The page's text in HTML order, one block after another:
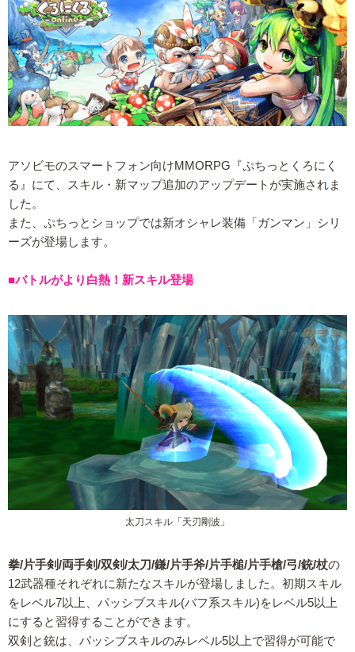
アソビモのスマートフォン向けMMORPG『ぷちっとくろにく
る』にて、スキル・新マップ追加のアップデートが実施されま
した。
また、ぷちっとショップでは新オシャレ装備「ガンマン」シリ
ーズが登場します。
■バトルがより白熱！新スキル登場
太刀スキル「天刃剛波」
拳/片手剣/両手剣/双剣/太刀/鎌/片手斧/片手槌/片手槍/弓/銃/杖の
12武器種それぞれに新たなスキルが登場しました。初期スキル
をレベル7以上、パッシブスキル(バフ系スキル)をレベル5以上
にすると習得することができます。
双剣と銃は、パッシブスキルのみレベル5以上で習得が可能で